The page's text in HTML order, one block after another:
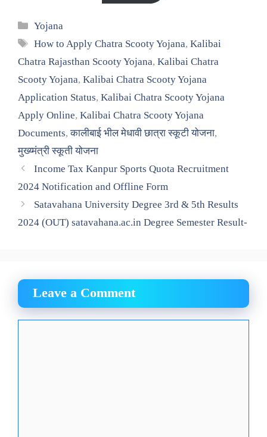
Categories
Yojana
Tags
How to Apply Chatra Scooty Yojana,Kalibai
Chatra Rajasthan Scooty Yojana, Kalibai Chatra
Scooty Yojana, Kalibai Chatra Scooty Yojana
Application Status, Kalibai Chatra Scooty Yojana
Apply Online, Kalibai Chatra Scooty Yojana
Documents,कालीबाई भील मेधावी छात्रा स्कूटी योजना,
मुख्य्मंत्री स्कूती योजना
Income Tax Kanpur Sports Quota Recruitment
2024 Notification and Offline Form
Satavahana University Degree 3rd & 5th Results
2024 (OUT) satavahana.ac.in Degree Semester Result-
Leave a Comment